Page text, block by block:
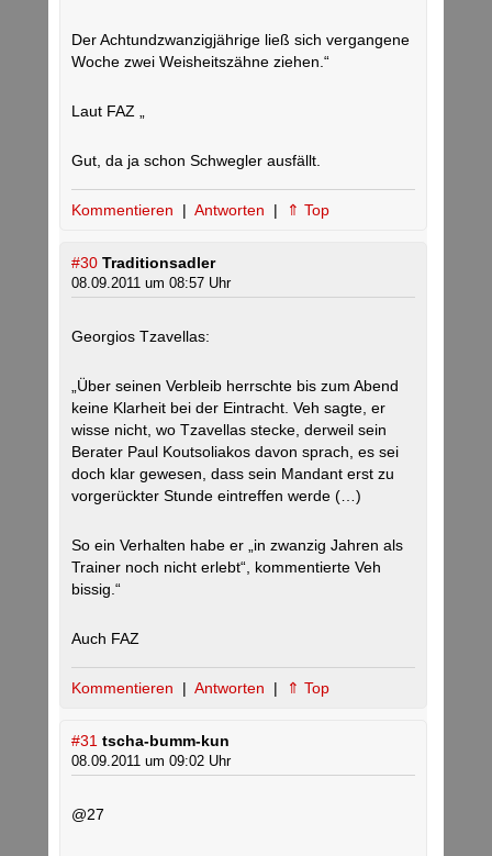
Der Achtundzwanzigjährige ließ sich vergangene
Woche zwei Weisheitszähne ziehen.“
Laut FAZ „
Gut, da ja schon Schwegler ausfällt.
Kommentieren | Antworten | ⇑ Top
#30 Traditionsadler
08.09.2011 um 08:57 Uhr
Georgios Tzavellas:
„Über seinen Verbleib herrschte bis zum Abend
keine Klarheit bei der Eintracht. Veh sagte, er
wisse nicht, wo Tzavellas stecke, derweil sein
Berater Paul Koutsoliakos davon sprach, es sei
doch klar gewesen, dass sein Mandant erst zu
vorgerückter Stunde eintreffen werde (…)
So ein Verhalten habe er „in zwanzig Jahren als
Trainer noch nicht erlebt“, kommentierte Veh
bissig.“
Auch FAZ
Kommentieren | Antworten | ⇑ Top
#31 tscha-bumm-kun
08.09.2011 um 09:02 Uhr
@27